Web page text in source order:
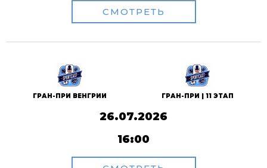
СМОТРЕТЬ
ГРАН-ПРИ ВЕНГРИИ ГРАН-ПРИ | 11 ЭТАП
26.07.2026
16:00